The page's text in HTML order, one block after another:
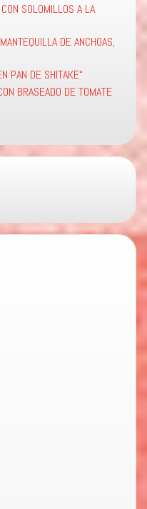
SOLOMILLOS A LA
DE ANCHOAS,
PAN DE SHITAKE“
BRASEADO DE TOMATE